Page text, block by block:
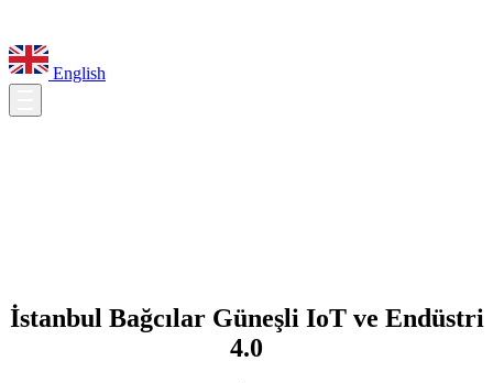
English
İstanbul Bağcılar Güneşli IoT ve Endüstri
4.0